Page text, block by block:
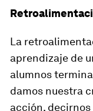
La
aprendizaje de
alumnos
damos nuestra
acción,